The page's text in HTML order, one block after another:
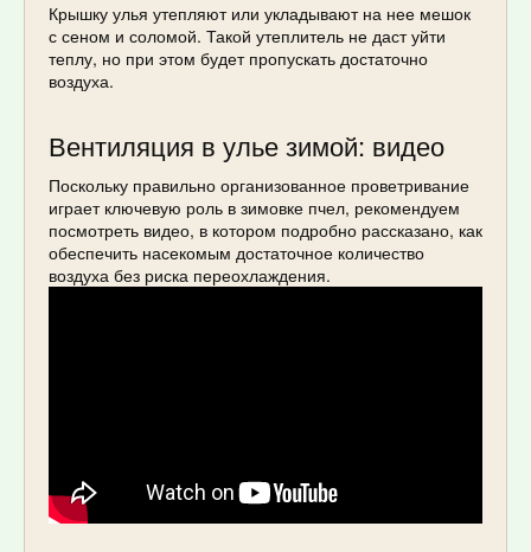
Крышку улья утепляют или укладывают на нее мешок
с сеном и соломой. Такой утеплитель не даст уйти
теплу, но при этом будет пропускать достаточно
воздуха.
Вентиляция в улье зимой: видео
Поскольку правильно организованное проветривание
играет ключевую роль в зимовке пчел, рекомендуем
посмотреть видео, в котором подробно рассказано, как
обеспечить насекомым достаточное количество
воздуха без риска переохлаждения.